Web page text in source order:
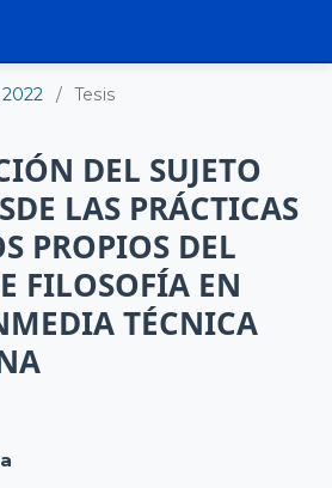
2022 / Tesis
DEL SUJETO
LAS PRÁCTICAS
PROPIOS DEL
FILOSOFÍA EN
TÉCNICA